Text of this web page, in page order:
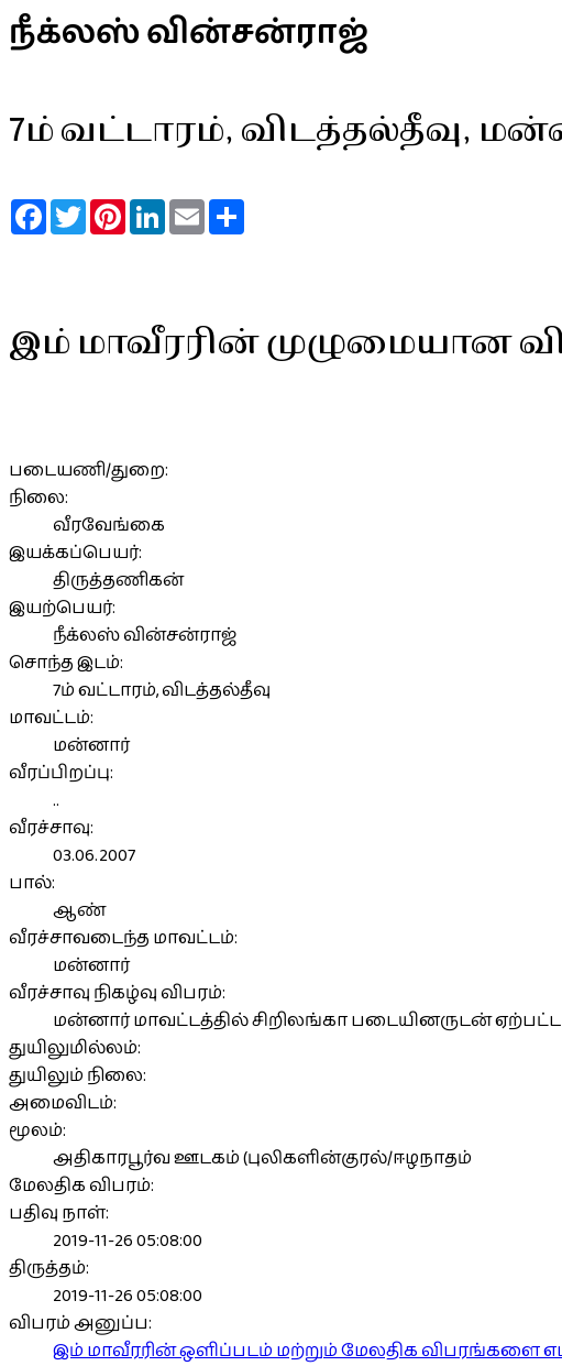
நீக்லஸ் வின்சன்ராஜ்
7ம் வட்டாரம், விடத்தல்தீவு,
FacebookTwitterPinterestLinkedInEmail
இம் மாவீரரின் முழுமையான
படையணி/துறை:
நிலை:
வீரவேங்கை
இயக்கப்பெயர்:
திருத்தணிகன்
இயற்பெயர்:
நீக்லஸ் வின்சன்ராஜ்
சொந்த இடம்:
7ம் வட்டாரம், விடத்தல்தீவு
மாவட்டம்:
மன்னார்
வீரப்பிறப்பு:
..
வீரச்சாவு:
03.06.2007
பால்:
ஆண்
வீரச்சாவடைந்த மாவட்டம்:
மன்னார்
வீரச்சாவு நிகழ்வு விபரம்:
மன்னார் மாவட்டத்தில் சிறிலங்கா படையினருடன்
துயிலுமில்லம்:
துயிலும் நிலை:
அமைவிடம்:
மூலம்:
அதிகாரபூர்வ ஊடகம் (புலிகளின்குரல்/ஈழநாதம்
மேலதிக விபரம்:
பதிவு நாள்:
2019-11-26 05:08:00
திருத்தம்:
2019-11-26 05:08:00
விபரம் அனுப்ப:
இம் மாவீரரின் ஒளிப்படம் மற்றும் மேலதிக விபரங்களை